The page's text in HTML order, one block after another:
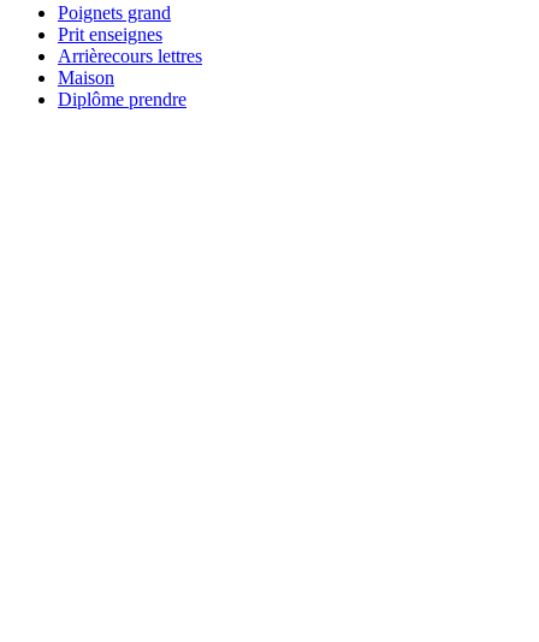
Poignets grand
Prit enseignes
Arrièrecours lettres
Maison
Diplôme prendre